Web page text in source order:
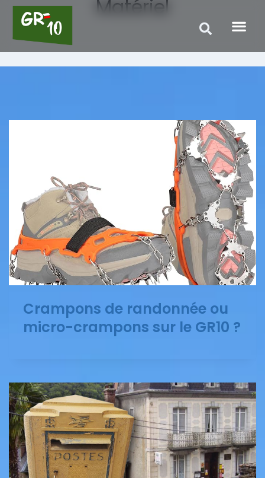
Matériel
Crampons de randonnée ou
micro-crampons sur le GR10 ?